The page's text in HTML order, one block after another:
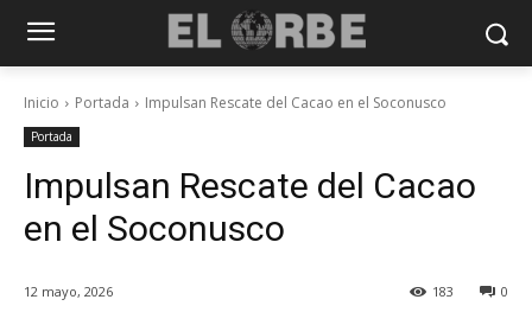
Inicio Portada Impulsan Rescate del Cacao en el Soconusco
Portada
Impulsan Rescate del Cacao
en el Soconusco
12 mayo, 2026 0
183